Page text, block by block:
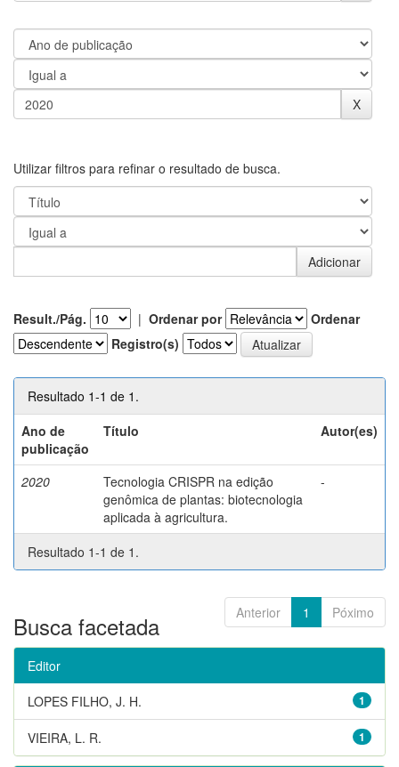
Utilizar filtros para refinar o resultado de busca.
Result./Pág. | Ordenar por
Ordenar
Registro(s)
Resultado 1-1 de 1.
Ano de
publicação
Título Autor(es)
2020
Tecnologia CRISPR na edição
genômica de plantas: biotecnologia
aplicada à agricultura.
-
Resultado 1-1 de 1.
Anterior 1 Póximo
Busca facetada
Editor
1
LOPES FILHO, J. H.
1
VIEIRA, L. R.